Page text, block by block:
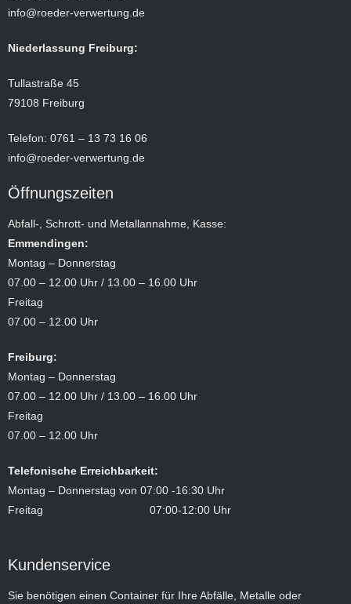
info@roeder-verwertung.de
Niederlassung Freiburg:
Tullastraße 45
79108 Freiburg
Telefon: 0761 – 13 73 16 06
info@roeder-verwertung.de
Öffnungszeiten
Abfall-, Schrott- und Metallannahme, Kasse:
Emmendingen:
Montag – Donnerstag
07.00 – 12.00 Uhr / 13.00 – 16.00 Uhr
Freitag
07.00 – 12.00 Uhr
Freiburg:
Montag – Donnerstag
07.00 – 12.00 Uhr / 13.00 – 16.00 Uhr
Freitag
07.00 – 12.00 Uhr
Telefonische Erreichbarkeit:
Montag – Donnerstag von 07:00 -16:30 Uhr
Freitag 07:00-12:00 Uhr
Kundenservice
Sie benötigen einen Container für Ihre Abfälle, Metalle oder